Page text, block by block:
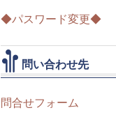
◆パスワード変更◆
問い合わせ先
問合せフォーム